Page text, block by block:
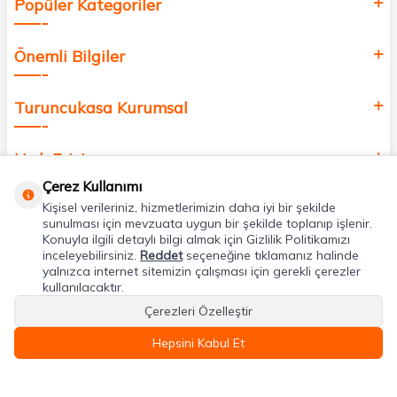
Popüler Kategoriler
Önemli Bilgiler
Turuncukasa Kurumsal
Hızlı Erişim
Uygulamalarımız
Adres & İletişim
Çerez Kullanımı
Kişisel verileriniz, hizmetlerimizin daha iyi bir şekilde
sunulması için mevzuata uygun bir şekilde toplanıp işlenir.
Konuyla ilgili detaylı bilgi almak için Gizlilik Politikamızı
inceleyebilirsiniz. Reddetseçeneğine tıklamanız halinde
yalnızca internet sitemizin çalışması için gerekli çerezler
kullanılacaktır.
Çerezleri Özelleştir
Hepsini Kabul Et